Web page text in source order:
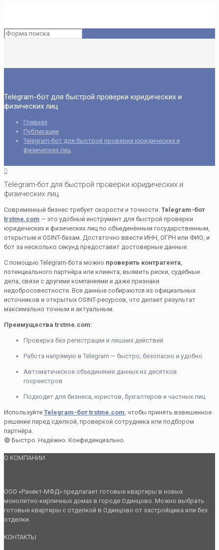
Telegram-бот для быстрой проверки юридических и
физических лиц
Главная
Публикации
Telegram-бот для быстрой проверки юридических и
физических лиц
0
Telegram-бот для быстрой проверки юридических и
физических лиц
Современный бизнес требует скорости и точности. Telegram-бот
trstme.com — это удобный инструмент для быстрой проверки
юридических и физических лиц по объединённым государственным,
открытым и OSINT-базам. Достаточно ввести ИНН, ОГРН или ФИО, и
бот за несколько секунд предоставит достоверные данные.
С помощью Telegram-бота можно проверить контрагента,
потенциального партнёра или клиента, выявить риски, судебные
дела, связи с другими компаниями и даже признаки
недобросовестности. Все данные собираются из официальных
источников и открытых OSINT-ресурсов, что делает результат
максимально точным и актуальным.
Преимущества trstme.com:
Проверка без регистрации и лишних действий
Работа напрямую в Telegram — быстро, безопасно и удобно
Автоматическое объединение данных из десятков
госреестров
Подходит для бизнеса, юристов, бухгалтеров и частных лиц
Используйте Telegram-бот trstme.com, чтобы принять взвешенное
решение перед сделкой, проверкой сотрудника или подбором
партнёра.
🟢 Быстро. Надёжно. Конфиденциально.
О КОМПАНИИ
ООО «Ранект-МФД» предлагает готовые квартиры в новых
монолитно-кирпичных домах в городе Одинцово. Можно выбрать
готовые квартиры с отделкой в Одинцово от застройщика или без
отделки.
КОНТАКТЫ